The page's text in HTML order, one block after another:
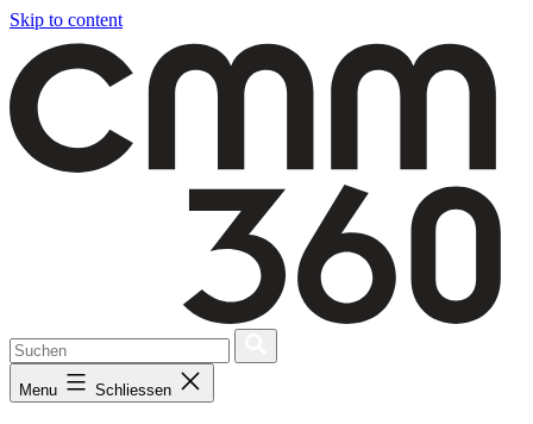
Skip to content
Menu Schliessen